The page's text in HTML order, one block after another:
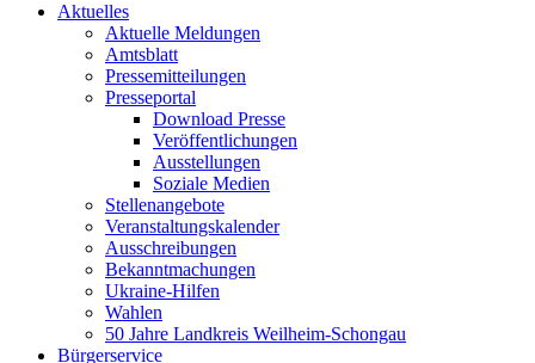
Aktuelles
Aktuelle Meldungen
Amtsblatt
Pressemitteilungen
Presseportal
Download Presse
Veröffentlichungen
Ausstellungen
Soziale Medien
Stellenangebote
Veranstaltungskalender
Ausschreibungen
Bekanntmachungen
Ukraine-Hilfen
Wahlen
50 Jahre Landkreis Weilheim-Schongau
Bürgerservice